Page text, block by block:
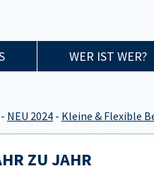
WER IST WER?
- NEU 2024 - Kleine & Flexible
ZU JAHR